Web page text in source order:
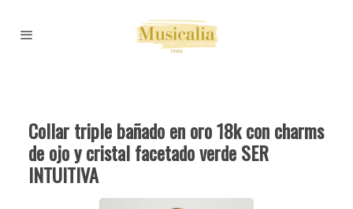
Collar triple bañado en oro 18k con charms
de ojo y cristal facetado verde SER
INTUITIVA